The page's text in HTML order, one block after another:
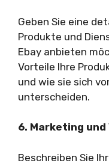
Geben Sie eine
Produkte und
Ebay anbieten
Vorteile Ihre
und wie sie sich
unterscheiden.
6. Marketing
Beschreiben Sie